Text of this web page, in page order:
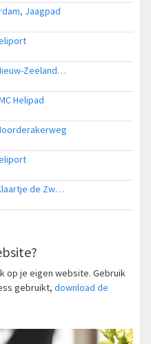
Jaagpad
Lifeliner 1 naar Amsterdam, Nieuw-Zeelandweg
Helipad
Lifeliner 1 naar Amsterdam, Klaartje de Zwarte - Walvischbrug
op je eigen website. Gebruik
gebruikt, download de